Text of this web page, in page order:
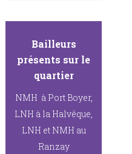
Bailleurs
présents sur le
quartier
NMH à Port Boyer,
LNH à la Halvêque,
LNH et NMH au
Ranzay